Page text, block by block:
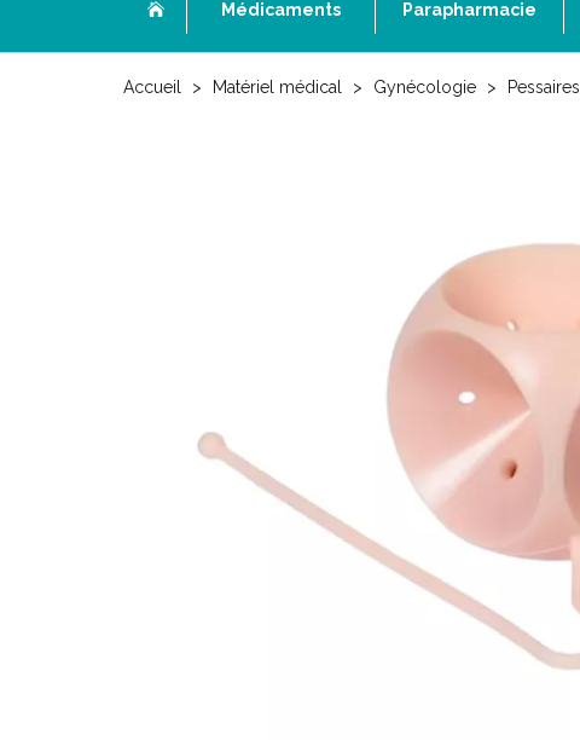
Médicaments Parapharmacie
Accueil Matériel médical Gynécologie Pessaires